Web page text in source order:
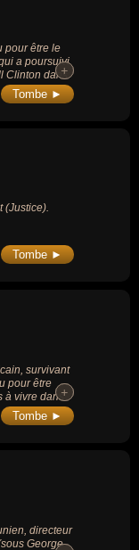
pour être le
a poursuivi
Clinton dans
+
+
Tombe ►
(Justice).
Tombe ►
survivant
pour être
à vivre dans
contracté la
+
+
Tombe ►
directeur
George